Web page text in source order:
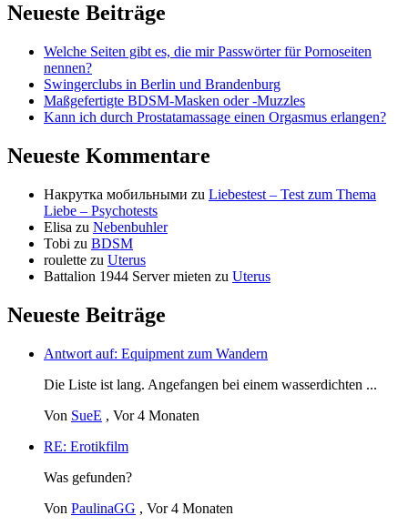
Neueste Beiträge
Welche Seiten gibt es, die mir Passwörter für Pornoseiten
nennen?
Swingerclubs in Berlin und Brandenburg
Maßgefertigte BDSM-Masken oder -Muzzles
Kann ich durch Prostatamassage einen Orgasmus erlangen?
Neueste Kommentare
Накрутка мобильными zu Liebestest – Test zum Thema
Liebe – Psychotests
Elisa zu Nebenbuhler
Tobi zu BDSM
roulette zu Uterus
Battalion 1944 Server mieten zu Uterus
Neueste Beiträge
Antwort auf: Equipment zum Wandern
Die Liste ist lang. Angefangen bei einem wasserdichten ...
Von SueE , Vor 4 Monaten
RE: Erotikfilm
Was gefunden?
Von PaulinaGG , Vor 4 Monaten